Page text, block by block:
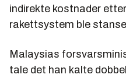
indirekte kostnader
rakettsystem ble
Malaysias
tale det han kalte